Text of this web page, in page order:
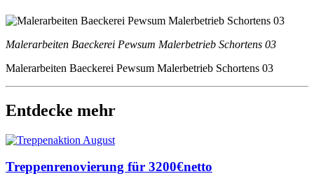
Malerarbeiten Baeckerei Pewsum Malerbetrieb Schortens 03
Malerarbeiten Baeckerei Pewsum Malerbetrieb Schortens 03
Entdecke mehr
Treppenrenovierung für 3200€netto